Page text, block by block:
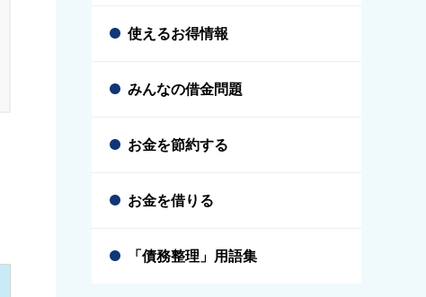
使えるお得情報
みんなの借金問題
お金を節約する
お金を借りる
「債務整理」用語集